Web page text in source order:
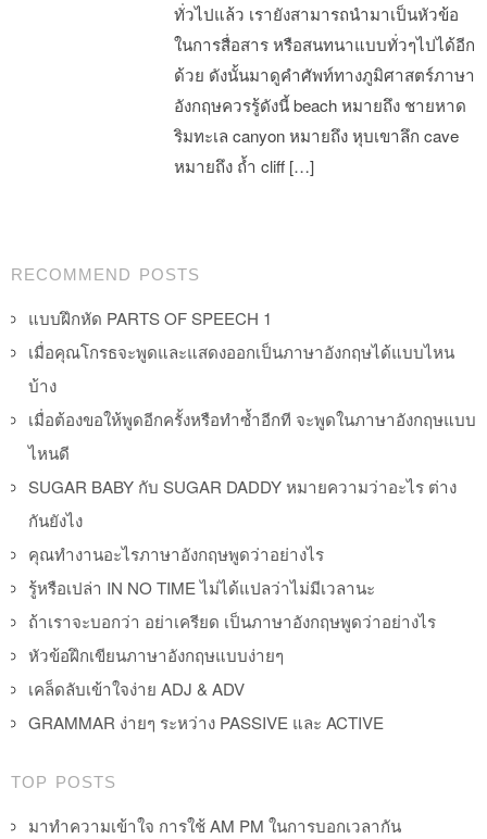
ทั่วไปแล้ว เรายังสามารถนำมาเป็นหัวข้อ
ในการสื่อสาร หรือสนทนาแบบทั่วๆไปได้อีก
ด้วย ดังนั้นมาดูคำศัพท์ทางภูมิศาสตร์ภาษา
อังกฤษควรรู้ดังนี้ beach หมายถึง ชายหาด
ริมทะเล canyon หมายถึง หุบเขาลึก cave
หมายถึง ถ้ำ cliff […]
Post navigation
RECOMMEND POSTS
แบบฝึกหัด PARTS OF SPEECH 1
เมื่อคุณโกรธจะพูดและแสดงออกเป็นภาษาอังกฤษได้แบบไหน
บ้าง
เมื่อต้องขอให้พูดอีกครั้งหรือทำซ้ำอีกที จะพูดในภาษาอังกฤษแบบ
ไหนดี
SUGAR BABY กับ SUGAR DADDY หมายความว่าอะไร ต่าง
กันยังไง
คุณทำงานอะไรภาษาอังกฤษพูดว่าอย่างไร
รู้หรือเปล่า IN NO TIME ไม่ได้แปลว่าไม่มีเวลานะ
ถ้าเราจะบอกว่า อย่าเครียด เป็นภาษาอังกฤษพูดว่าอย่างไร
หัวข้อฝึกเขียนภาษาอังกฤษแบบง่ายๆ
เคล็ดลับเข้าใจง่าย ADJ & ADV
GRAMMAR ง่ายๆ ระหว่าง PASSIVE และ ACTIVE
TOP POSTS
มาทำความเข้าใจ การใช้ AM PM ในการบอกเวลากัน